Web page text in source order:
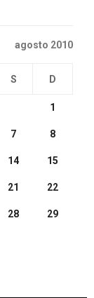
agosto 2010
S D
1
7 8
14 15
21 22
28 29